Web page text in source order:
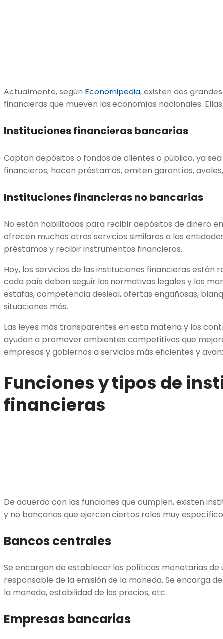
Actualmente, según Economipedia, existen dos
financieras que mueven las economías nacionales. Ellas
Instituciones financieras bancarias
Captan depósitos o fondos de clientes o público, ya
financieros; hacen préstamos, emiten garantías,
Instituciones financieras no bancarias
No están habilitadas para recibir depósitos de dinero
ofrecen muchos otros servicios similares a las
préstamos y recibir instrumentos financieros.
Hoy, los servicios de las instituciones financieras están
cada país deben seguir las normativas legales y los
estafas, competencia desleal, ofertas engañosas,
situaciones más.
Las leyes más transparentes en esta materia y los
ayudan a promover ambientes competitivos que
empresas y gobiernos a servicios más eficientes y
Funciones y tipos de
financieras
De acuerdo con las funciones que cumplen, existen
y no bancarias que ejercen ciertos roles muy
Bancos centrales
Se encargan de establecer las políticas monetarias de
responsable de la emisión de la moneda. Se encarga
la moneda, estabilidad de los precios, etc.
Empresas bancarias